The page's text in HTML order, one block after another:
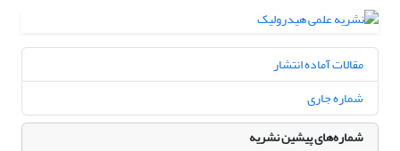
مقالات آماده انتشار
شماره جاری
شماره‌های پیشین نشریه